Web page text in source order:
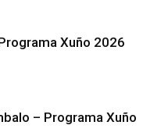
Xuño 2026
– Programa Xuño